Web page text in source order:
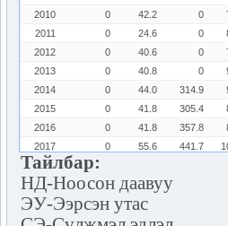
Тайлбар:
НД-Ноосон даавуу
ЭУ-Ээрсэн утас